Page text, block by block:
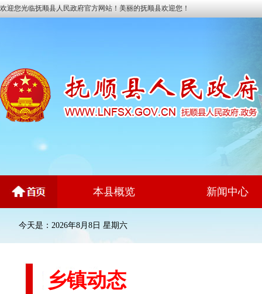
欢迎您光临抚顺县人民政府官方网站！美丽的抚顺县欢迎您！
本县概览 新闻中心
今天是：2026年8月8日 星期六
乡镇动态